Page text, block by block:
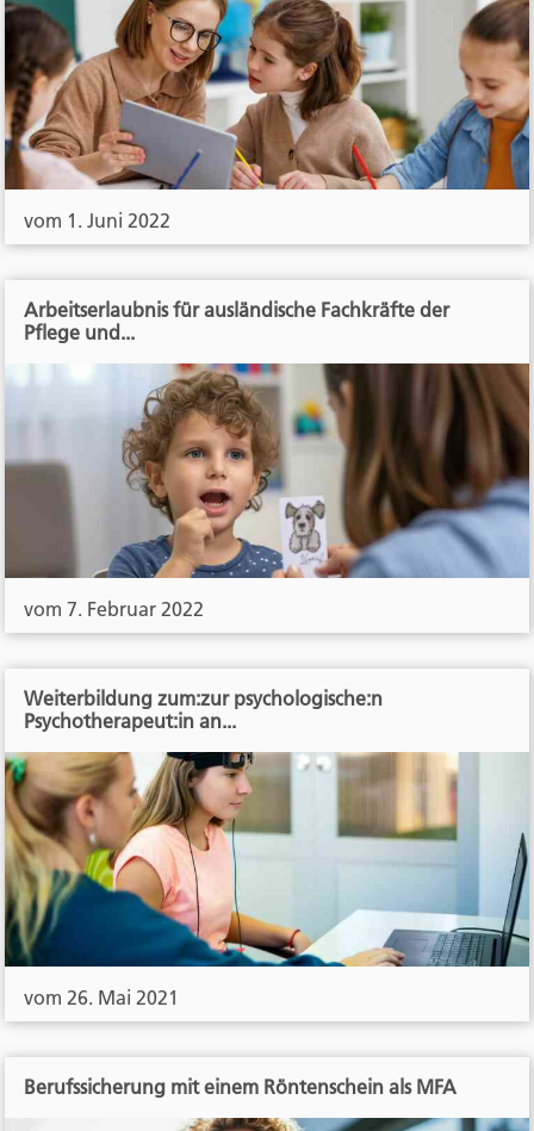
vom 1. Juni 2022
Arbeitserlaubnis für ausländische Fachkräfte der
Pflege und...
vom 7. Februar 2022
Weiterbildung zum:zur psychologische:n
Psychotherapeut:in an...
vom 26. Mai 2021
Berufssicherung mit einem Röntenschein als MFA